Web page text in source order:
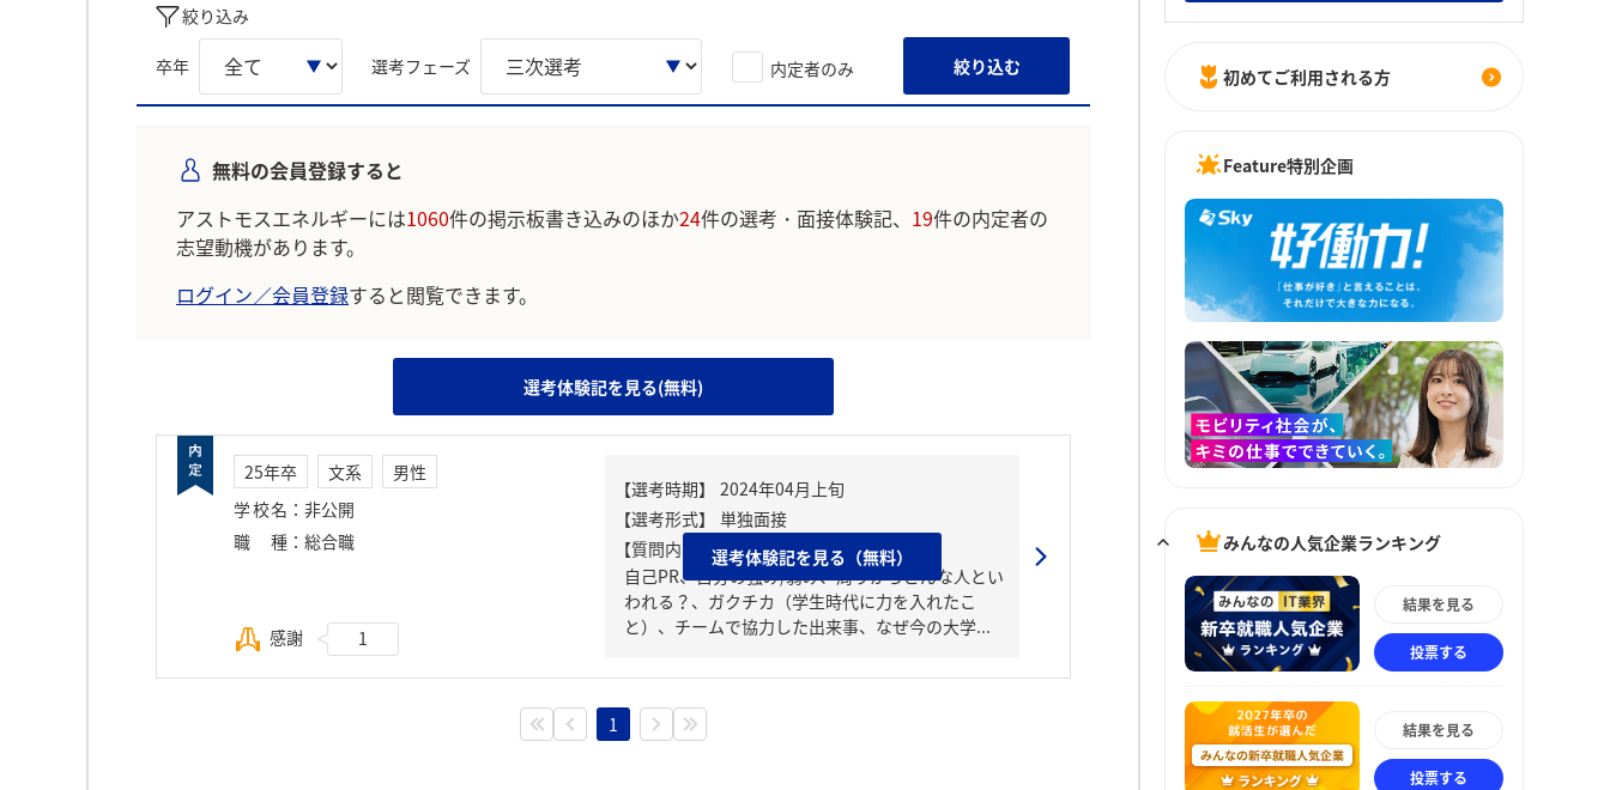
絞り込み
卒年 選考フェーズ 内定者のみ 絞り込む
無料の会員登録すると
アストモスエネルギーには1060件の掲示板書き込みのほか24件の選考・面接体験記、 19件の内定者の
志望動機があります。
ログイン／会員登録すると閲覧できます。
選考体験記を見る(無料)
25年卒 文系
男性
学校名 ： 非公開
職種 ： 総合職
感謝 1
【質問内容・課題】
自己PR、自分の強み/弱み、周りからどんな人とい
われる？、ガクチカ（学生時代に力を入れたこ
と）、チームで協力した出来事、なぜ今の大学...
選考体験記を見る（無料）
1
初めてご利用される方
Feature特別企画
みんなの人気企業ランキング
結果を見る
投票する
結果を見る
投票する